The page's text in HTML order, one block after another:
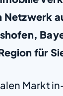
für
Markt